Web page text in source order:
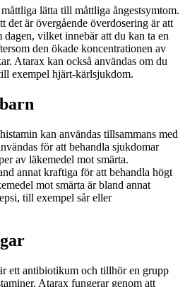
lätta till måttliga ångestsymtom.
det är övergående överdosering är att
dagen, vilket innebär att du kan ta en
den ökade koncentrationen av
Atarax kan också användas om du
exempel hjärt-kärlsjukdom.
kan användas tillsammans med
för att behandla sjukdomar
av läkemedel mot smärta.
annat kraftiga för att behandla högt
mot smärta är bland annat
till exempel sår eller
ett antibiotikum och tillhör en grupp
Atarax fungerar genom att